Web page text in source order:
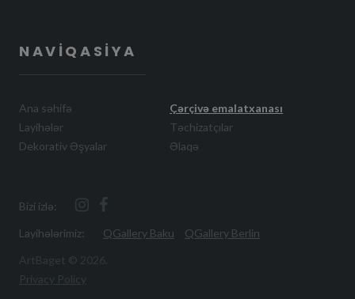
NAVIQASIYA
Ana səhifə
Layihələr
Dekorativ Əşyalar
Çərçivə emalatxanası
Təchizatçılar
Əlaqə
Bizi izlə:
Layihələrimiz:
QGallery Baku
QGallery Berlin
ArtBaget © 2026
Privacy Policy